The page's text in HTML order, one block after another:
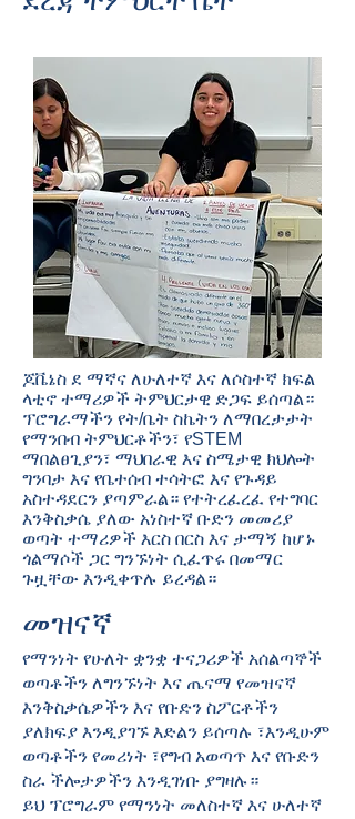
ጆቬኔስ ደ ማኛና ለሁለተኛ እና ለሶስተኛ ክፍል
ላቲኖ ተማሪዎች ትምህርታዊ ድጋፍ ይሰጣል።
ፕሮግራማችን የት/ቤት ስኬትን ለማበረታታት
የማንበብ ትምህርቶችን፣ የSTEM
ማበልፀጊያን፣ ማህበራዊ እና ስሜታዊ ክህሎት
ግንባታ እና የቤተሰብ ተሳትፎ እና የጉዳይ
አስተዳደርን ያጣምራል። የተትረፈረፈ የተግባር
እንቅስቃሴ ያለው አነስተኛ ቡድን መመሪያ
ወጣት ተማሪዎች እርስ በርስ እና ታማኝ ከሆኑ
ጎልማሶች ጋር ግንኙነት ሲፈጥሩ በመማር
ጉዟቸው እንዲቀጥሉ ይረዳል።
መዝናኛ
የማንነት የሁለት ቋንቋ ተናጋሪዎች አሰልጣኞች
ወጣቶችን ለግንኙነት እና ጤናማ የመዝናኛ
እንቅስቃሴዎችን እና የቡድን ስፖርቶችን
ያለክፍያ እንዲያገኙ እድልን ይሰጣሉ ፣እንዲሁም
ወጣቶችን የመሪነት ፣የግብ አወጣጥ እና የቡድን
ስራ ችሎታዎችን እንዲገነቡ ያግዛሉ።
ይህ ፕሮግራም የማንነት መለስተኛ እና ሁለተኛ